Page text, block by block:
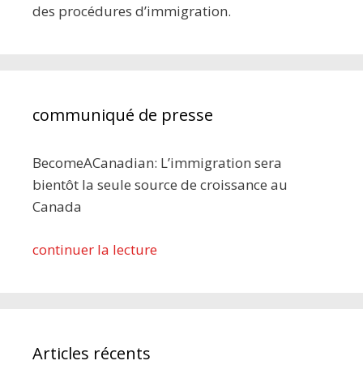
des procédures d’immigration.
communiqué de presse
BecomeACanadian: L’immigration sera
bientôt la seule source de croissance au
Canada
continuer la lecture
Articles récents